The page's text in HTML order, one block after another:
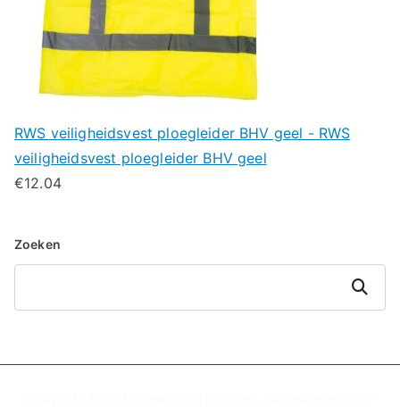
RWS veiligheidsvest ploegleider BHV geel - RWS
veiligheidsvest ploegleider BHV geel
€12.04
Zoeken
Zoeken